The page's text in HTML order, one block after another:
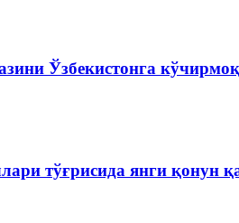
Ўзбекистонга
тўғрисида янги қонун